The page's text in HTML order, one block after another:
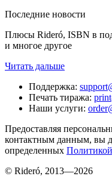
Последние новости
Плюсы Rideró, ISBN в
и многое другое
Читать дальше
Поддержка:
Печать тиража:
Наши услуги:
Предоставляя
контактным данным, вы
определенных
© Rideró, 2013—2026